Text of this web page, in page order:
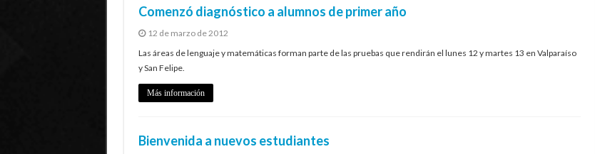
Comenzó diagnóstico a alumnos de primer año
12 de marzo de 2012
Las áreas de lenguaje y matemáticas forman parte de las pruebas que rendirán el lunes 12 y martes 13 en Valparaíso
y San Felipe.
Más información
Bienvenida a nuevos estudiantes